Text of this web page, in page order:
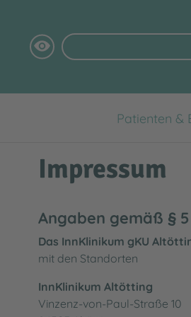
Patienten &
Babygalerie
Virtueller Rundgang
Selbsthilfegruppen
Händehygiene
Medizinische
Fortbildungen
Ausbildung
Praktikum /
Klinikleitung
Pflege
Daten & Fakten
Labor
Impressum
Angaben gemäß § 5
Das InnKlinikum gKU
mit den Standorten
InnKlinikum Altötting
Vinzenz-von-Paul-Straße 10